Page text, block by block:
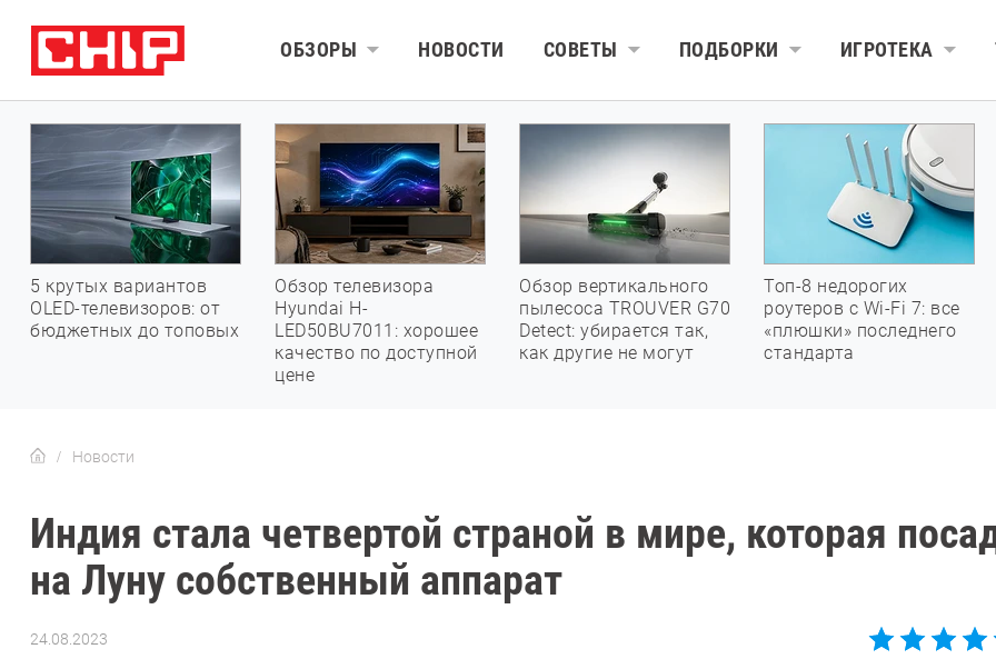
ОБЗОРЫ НОВОСТИ СОВЕТЫ ПОДБОРКИ ИГРОТЕКА
5 крутых вариантов
OLED-телевизоров: от
бюджетных до топовых
Обзор телевизора
Hyundai H-
LED50BU7011: хорошее
качество по доступной
цене
Обзор вертикального
пылесоса TROUVER G70
Detect: убирается так,
как другие не могут
Топ-8 недорогих
роутеров с Wi-Fi 7: все
«плюшки» последнего
стандарта
Новости
Индия стала четвертой страной в мире, которая
на Луну собственный аппарат
24.08.2023